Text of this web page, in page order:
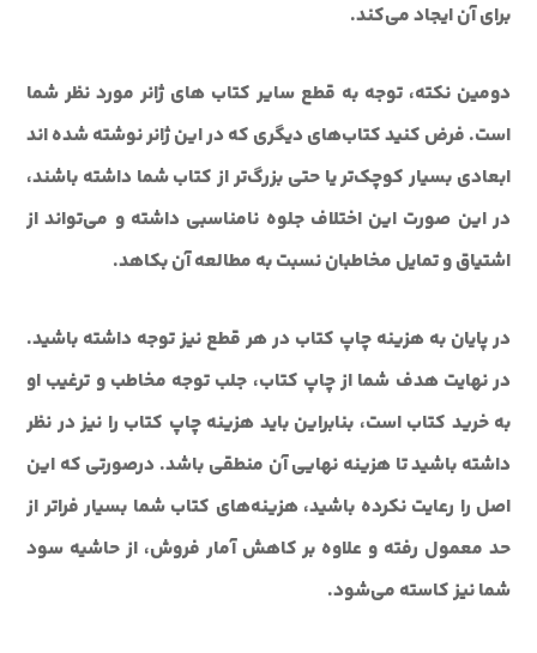
براي آن ايجاد می‌کند.
دومين نکته، توجه به قطع ساير کتاب هاي ژانر مورد نظر شما
است. فرض کنيد کتاب‌هاي ديگري که در اين ژانر نوشته شده اند
ابعادي بسيار کوچک‌تر يا حتي بزرگ‌تر از کتاب شما داشته باشند،
در اين صورت اين اختلاف جلوه نامناسبي داشته و مي‌تواند از
اشتياق و تمايل مخاطبان نسبت به مطالعه آن بکاهد.
در پايان به هزينه چاپ کتاب در هر قطع نيز توجه داشته باشيد.
در نهايت هدف شما از چاپ کتاب، جلب توجه مخاطب و ترغيب او
به خريد کتاب است، بنابراين بايد هزينه چاپ کتاب را نيز در نظر
داشته باشيد تا هزينه نهايي آن منطقي باشد. درصورتي که اين
اصل را رعايت نکرده باشيد، هزينه‌هاي کتاب شما بسيار فراتر از
حد معمول رفته و علاوه بر کاهش آمار فروش، از حاشيه سود
شما نيز کاسته مي‌شود.